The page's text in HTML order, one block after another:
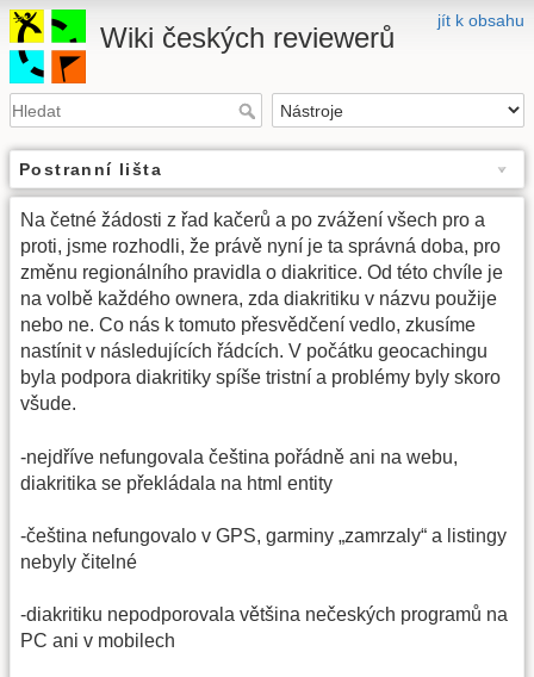
jít k obsahu
Wiki českých reviewerů
Postranní lišta
Na četné žádosti z řad kačerů a po zvážení všech pro a
proti, jsme rozhodli, že právě nyní je ta správná doba, pro
změnu regionálního pravidla o diakritice. Od této chvíle je
na volbě každého ownera, zda diakritiku v názvu použije
nebo ne. Co nás k tomuto přesvědčení vedlo, zkusíme
nastínit v následujících řádcích. V počátku geocachingu
byla podpora diakritiky spíše tristní a problémy byly skoro
všude.
-nejdříve nefungovala čeština pořádně ani na webu,
diakritika se překládala na html entity
-čeština nefungovalo v GPS, garminy „zamrzaly“ a listingy
nebyly čitelné
-diakritiku nepodporovala většina nečeských programů na
PC ani v mobilech